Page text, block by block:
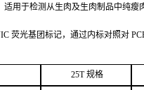
适用于检测从生肉及生肉制品中纯瘦
荧光基团标记，通过内标对照对
25T规格